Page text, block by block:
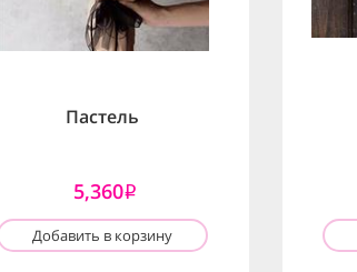
Пастель
5,360i
Добавить в корзину